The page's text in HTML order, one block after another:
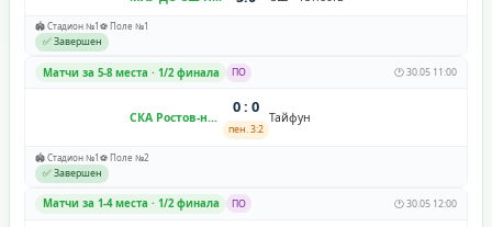
🏟️ Стадион №1⚽ Поле №1
✅ Завершен
Матчи за 5-8 места · 1/2 финала ПО 🕐 30.05 11:00
СКА Ростов-на-Дону
0 : 0
пен. 3:2
Тайфун
🏟️ Стадион №1⚽ Поле №2
✅ Завершен
Матчи за 1-4 места · 1/2 финала ПО 🕐 30.05 12:00